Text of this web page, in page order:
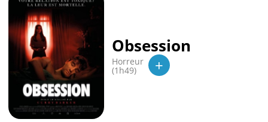
Obsession
Horreur
(1h49) +